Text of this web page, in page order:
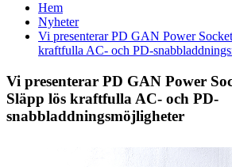
Hem
Nyheter
Vi presenterar PD GAN Power
kraftfulla AC- och PD-
Vi presenterar PD GAN Power
Släpp lös kraftfulla AC- och PD-
snabbladdningsmöjligheter